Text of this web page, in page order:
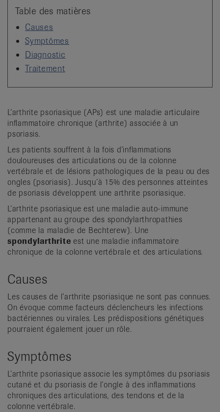
Table des matières
Causes
Symptômes
Diagnostic
Traitement
L’arthrite psoriasique (APs) est une maladie articulaire
inflammatoire chronique (arthrite) associée à un
psoriasis.
Les patients souffrent à la fois d’inflammations
douloureuses des articulations ou de la colonne
vertébrale et de lésions pathologiques de la peau ou des
ongles (psoriasis). Jusqu’à 15% des personnes atteintes
de psoriasis développent une arthrite psoriasique.
L’arthrite psoriasique est une maladie auto-immune
appartenant au groupe des spondylarthropathies
(comme la maladie de Bechterew). Une
spondylarthrite est une maladie inflammatoire
chronique de la colonne vertébrale et des articulations.
Causes
Les causes de l’arthrite psoriasique ne sont pas connues.
On évoque comme facteurs déclencheurs les infections
bactériennes ou virales. Les prédispositions génétiques
pourraient également jouer un rôle.
Symptômes
L’arthrite psoriasique associe les symptômes du psoriasis
cutané et du psoriasis de l’ongle à des inflammations
chroniques des articulations, des tendons et de la
colonne vertébrale.